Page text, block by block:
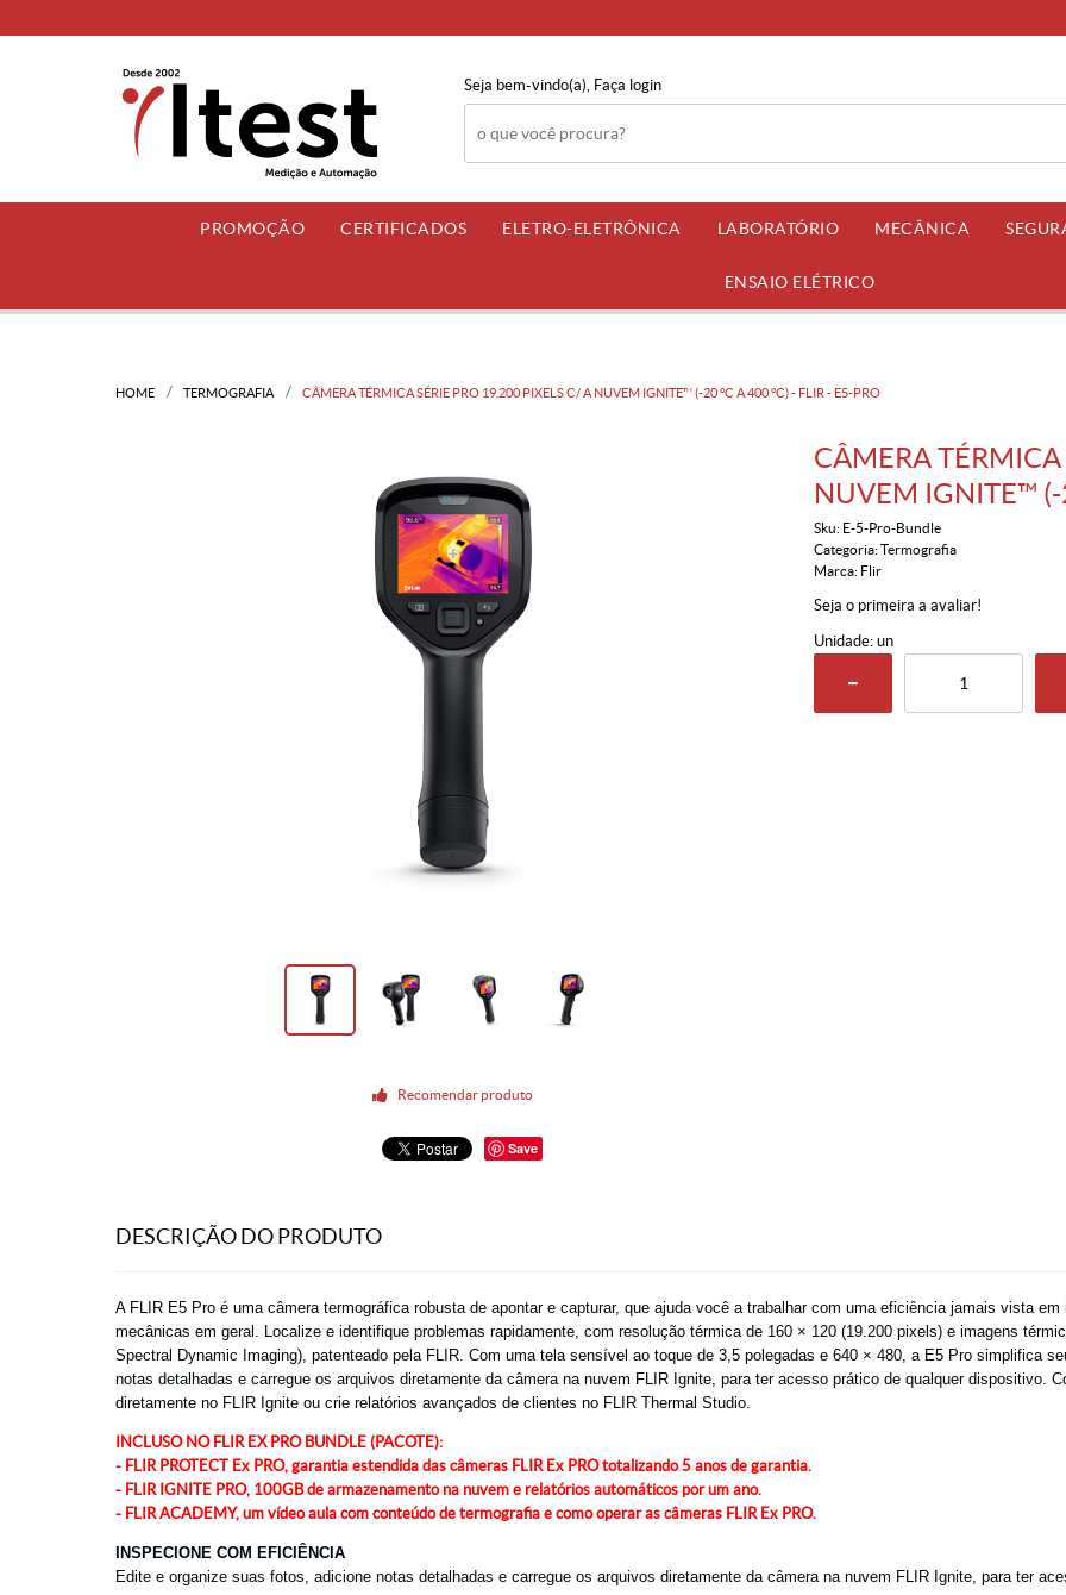
Seja bem-vindo(a), Faça login
PROMOÇÃO CERTIFICADOS ELETRO-ELETRÔNICA LABORATÓRIO MECÂNICA
ENSAIO ELÉTRICO
HOME TERMOGRAFIA CÂMERA TÉRMICA SÉRIE PRO 19.200 PIXELS C/ A NUVEM IGNITE™ (-20 °C A 400 °C) - FLIR - E5-PRO
Recomendar produto
Save
CÂMERA
NUVEM IGNITE™ (-
Sku: E-5-Pro-Bundle
Categoria:Termografia
Marca: Flir
Seja o primeira a avaliar!
Unidade: un
DESCRIÇÃO DO PRODUTO
A FLIR E5 Pro é uma câmera termográfica robusta de apontar e capturar, que ajuda você a trabalhar com uma eficiência jamais vista
mecânicas em geral. Localize e identifique problemas rapidamente, com resolução térmica de 160 × 120 (19.200 pixels) e imagens
Spectral Dynamic Imaging), patenteado pela FLIR. Com uma tela sensível ao toque de 3,5 polegadas e 640 × 480, a E5 Pro simplifica
notas detalhadas e carregue os arquivos diretamente da câmera na nuvem FLIR Ignite, para ter acesso prático de qualquer dispositivo.
diretamente no FLIR Ignite ou crie relatórios avançados de clientes no FLIR Thermal Studio.
INCLUSO NO FLIR EX PRO BUNDLE (PACOTE):
- FLIR PROTECT Ex PRO, garantia estendida das câmeras FLIR Ex PRO totalizando 5 anos de garantia.
- FLIR IGNITE PRO, 100GB de armazenamento na nuvem e relatórios automáticos por um ano.
- FLIR ACADEMY, um vídeo aula com conteúdo de termografia e como operar as câmeras FLIR Ex PRO.
INSPECIONE COM EFICIÊNCIA
Edite e organize suas fotos, adicione notas detalhadas e carregue os arquivos diretamente da câmera na nuvem FLIR Ignite, para ter